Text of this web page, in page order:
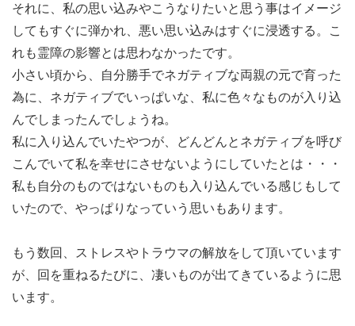
それに、私の思い込みやこうなりたいと思う事はイメージ
してもすぐに弾かれ、悪い思い込みはすぐに浸透する。こ
れも霊障の影響とは思わなかったです。
小さい頃から、自分勝手でネガティブな両親の元で育った
為に、ネガティブでいっぱいな、私に色々なものが入り込
んでしまったんでしょうね。
私に入り込んでいたやつが、どんどんとネガティブを呼び
こんでいて私を幸せにさせないようにしていたとは・・・
私も自分のものではないものも入り込んでいる感じもして
いたので、やっぱりなっていう思いもあります。
もう数回、ストレスやトラウマの解放をして頂いています
が、回を重ねるたびに、凄いものが出てきているように思
います。